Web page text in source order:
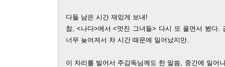
다들 남은 시간 재밌게 보내!
참, <나다>에서 <멋진 그녀들> 다시 또 울면서 봤다.
너무 늦어져서 차 시간 때문에 일어났지만.
이 자리를 빌어서 주감독님께도 한 말씀, 중간에 일어